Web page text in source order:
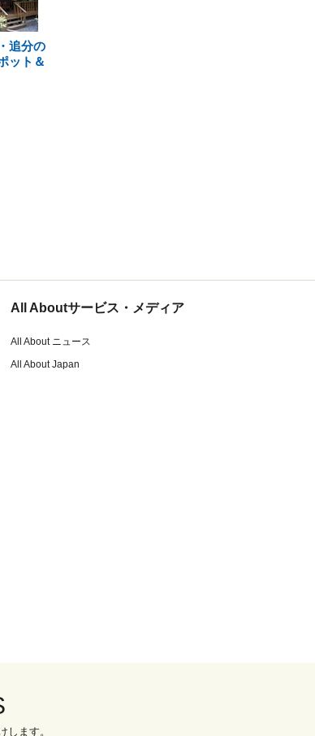
追分の
ット＆
All Aboutサービス・メディア
All About ニュース
All About Japan
します。